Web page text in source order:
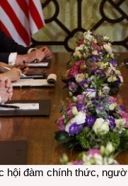
hội đàm chính thức,